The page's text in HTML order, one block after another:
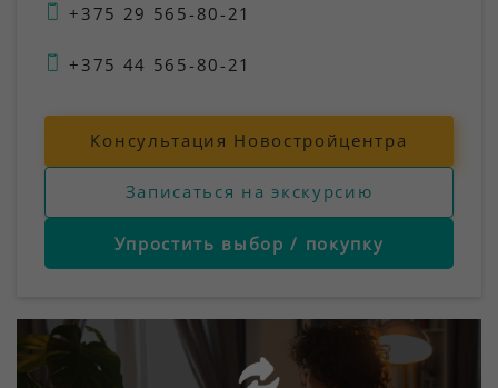
+375 29 565-80-21
+375 44 565-80-21
Консультация Новостройцентра
Записаться на экскурсию
Упростить выбор / покупку